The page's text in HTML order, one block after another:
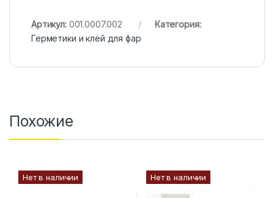
Артикул: 001.0007.002
Категория:
Герметики и клей для фар
Похожие
Нет в наличии Нет в наличии